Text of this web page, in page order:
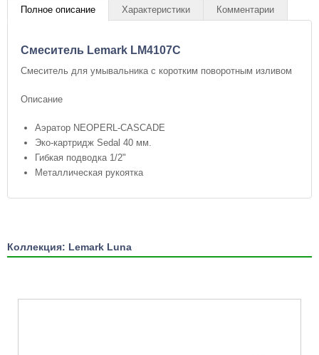
Полное описание Характеристики Комментарии
Смеситель Lemark LM4107C
Смеситель для умывальника с коротким поворотным изливом
Описание
Аэратор NEOPERL-CASCADE
Эко-картридж Sedal 40 мм.
Гибкая подводка 1/2"
Металлическая рукоятка
Коллекция: Lemark Luna